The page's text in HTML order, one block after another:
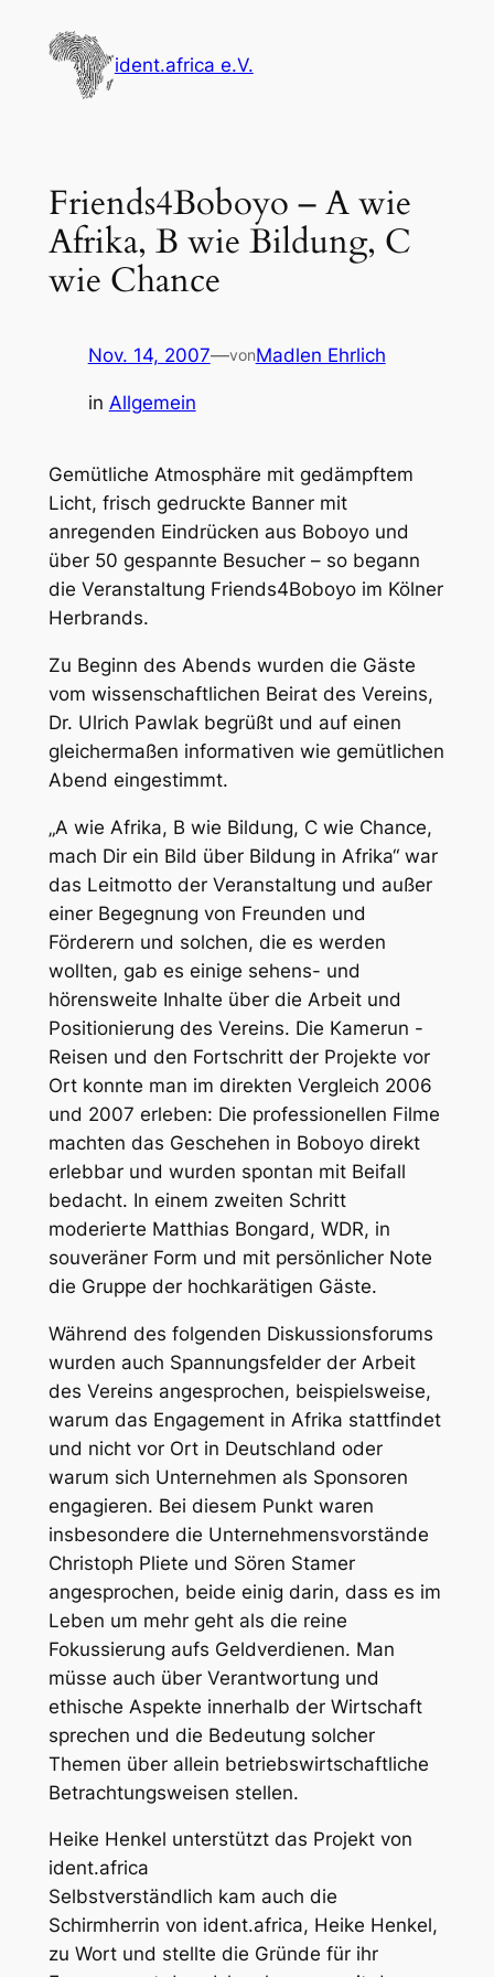
Inhalt
springen
ident.africa e.V.
Friends4Boboyo – A wie
Afrika, B wie Bildung, C
wie Chance
Nov. 14, 2007—vonMadlen Ehrlich
in Allgemein
Gemütliche Atmosphäre mit gedämpftem
Licht, frisch gedruckte Banner mit
anregenden Eindrücken aus Boboyo und
über 50 gespannte Besucher – so begann
die Veranstaltung Friends4Boboyo im Kölner
Herbrands.
Zu Beginn des Abends wurden die Gäste
vom wissenschaftlichen Beirat des Vereins,
Dr. Ulrich Pawlak begrüßt und auf einen
gleichermaßen informativen wie gemütlichen
Abend eingestimmt.
„A wie Afrika, B wie Bildung, C wie Chance,
mach Dir ein Bild über Bildung in Afrika“ war
das Leitmotto der Veranstaltung und außer
einer Begegnung von Freunden und
Förderern und solchen, die es werden
wollten, gab es einige sehens- und
hörensweite Inhalte über die Arbeit und
Positionierung des Vereins. Die Kamerun -
Reisen und den Fortschritt der Projekte vor
Ort konnte man im direkten Vergleich 2006
und 2007 erleben: Die professionellen Filme
machten das Geschehen in Boboyo direkt
erlebbar und wurden spontan mit Beifall
bedacht. In einem zweiten Schritt
moderierte Matthias Bongard, WDR, in
souveräner Form und mit persönlicher Note
die Gruppe der hochkarätigen Gäste.
Während des folgenden Diskussionsforums
wurden auch Spannungsfelder der Arbeit
des Vereins angesprochen, beispielsweise,
warum das Engagement in Afrika stattfindet
und nicht vor Ort in Deutschland oder
warum sich Unternehmen als Sponsoren
engagieren. Bei diesem Punkt waren
insbesondere die Unternehmensvorstände
Christoph Pliete und Sören Stamer
angesprochen, beide einig darin, dass es im
Leben um mehr geht als die reine
Fokussierung aufs Geldverdienen. Man
müsse auch über Verantwortung und
ethische Aspekte innerhalb der Wirtschaft
sprechen und die Bedeutung solcher
Themen über allein betriebswirtschaftliche
Betrachtungsweisen stellen.
Heike Henkel unterstützt das Projekt von
ident.africa
Selbstverständlich kam auch die
Schirmherrin von ident.africa, Heike Henkel,
zu Wort und stellte die Gründe für ihr